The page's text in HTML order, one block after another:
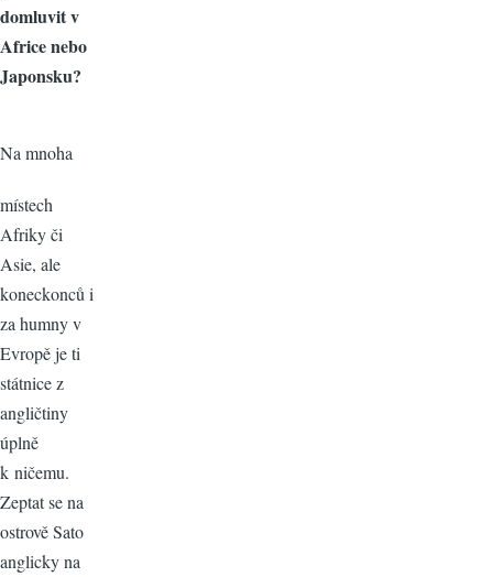
domluvit v
Africe nebo
Japonsku?
Na mnoha
místech
Afriky či
Asie, ale
koneckonců i
za humny v
Evropě je ti
státnice z
angličtiny
úplně
k ničemu.
Zeptat se na
ostrově Sato
anglicky na